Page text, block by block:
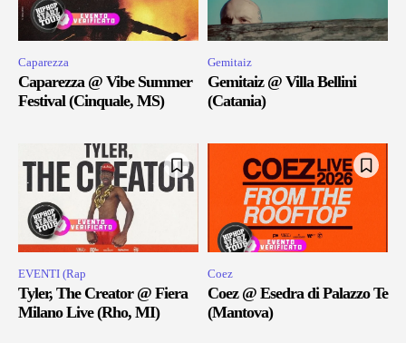
Caparezza
Caparezza @ Vibe Summer
Festival (Cinquale, MS)
Gemitaiz
Gemitaiz @ Villa Bellini
(Catania)
EVENTI (Rap
Tyler, The Creator @ Fiera
Milano Live (Rho, MI)
Coez
Coez @ Esedra di Palazzo Te
(Mantova)